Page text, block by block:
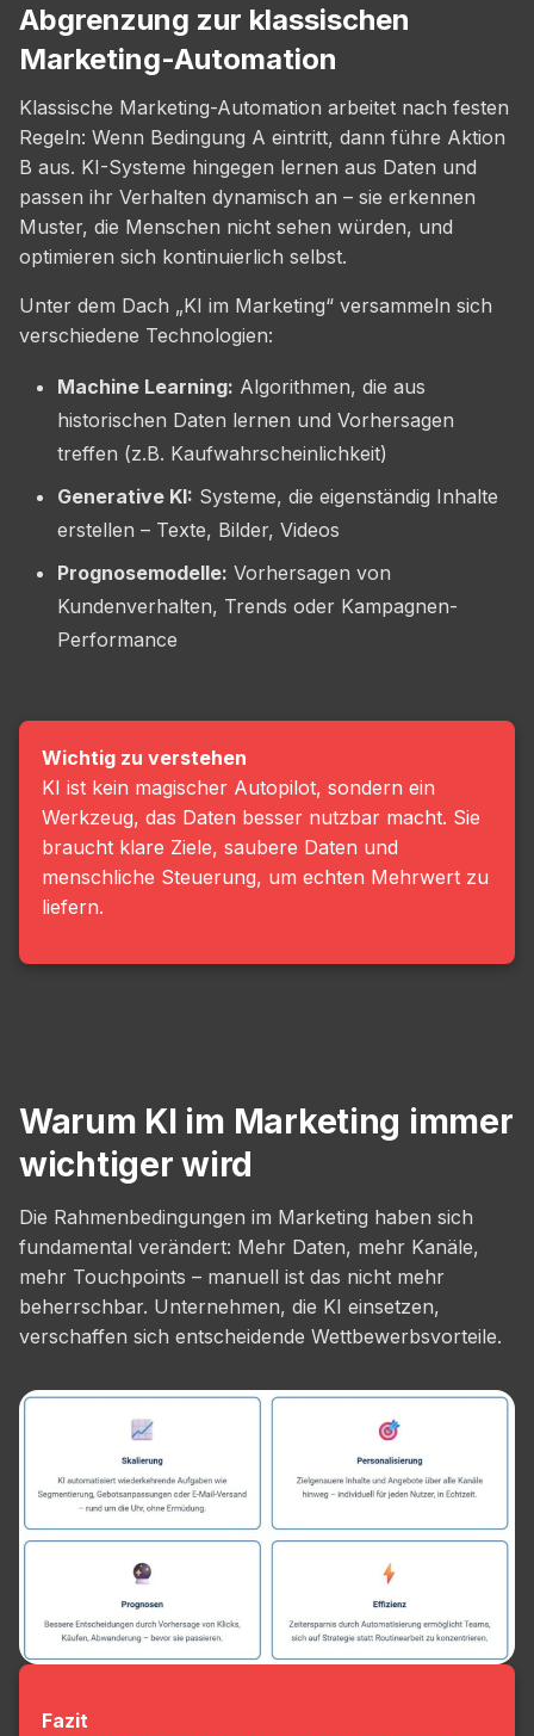
Abgrenzung zur klassischen
Marketing-Automation
Klassische Marketing-Automation arbeitet nach festen
Regeln: Wenn Bedingung A eintritt, dann führe Aktion
B aus. KI-Systeme hingegen lernen aus Daten und
passen ihr Verhalten dynamisch an – sie erkennen
Muster, die Menschen nicht sehen würden, und
optimieren sich kontinuierlich selbst.
Unter dem Dach „KI im Marketing“ versammeln sich
verschiedene Technologien:
Machine Learning: Algorithmen, die aus
historischen Daten lernen und Vorhersagen
treffen (z.B. Kaufwahrscheinlichkeit)
Generative KI: Systeme, die eigenständig Inhalte
erstellen – Texte, Bilder, Videos
Prognosemodelle: Vorhersagen von
Kundenverhalten, Trends oder Kampagnen-
Performance
Wichtig zu verstehen
KI ist kein magischer Autopilot, sondern ein
Werkzeug, das Daten besser nutzbar macht. Sie
braucht klare Ziele, saubere Daten und
menschliche Steuerung, um echten Mehrwert zu
liefern.
Warum KI im Marketing immer
wichtiger wird
Die Rahmenbedingungen im Marketing haben sich
fundamental verändert: Mehr Daten, mehr Kanäle,
mehr Touchpoints – manuell ist das nicht mehr
beherrschbar. Unternehmen, die KI einsetzen,
verschaffen sich entscheidende Wettbewerbsvorteile.
Fazit